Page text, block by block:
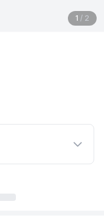
1 / 2